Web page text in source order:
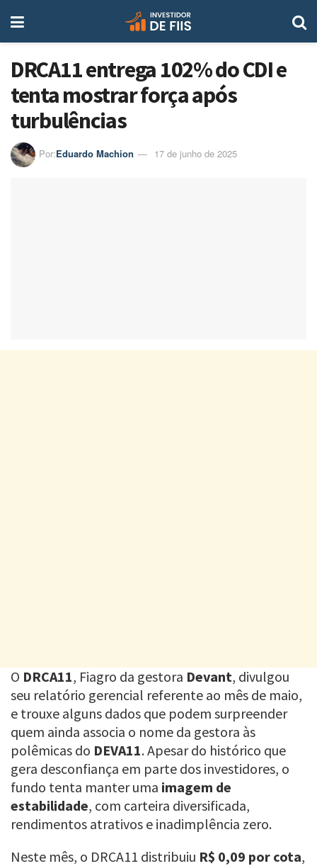
DRCA11 entrega 102% do CDI e
tenta mostrar força após
turbulências
Por:Eduardo Machion 17 de junho de 2025
O DRCA11, Fiagro da gestora Devant, divulgou
seu relatório gerencial referente ao mês de maio,
e trouxe alguns dados que podem surpreender
quem ainda associa o nome da gestora às
polêmicas do DEVA11. Apesar do histórico que
gera desconfiança em parte dos investidores, o
fundo tenta manter uma imagem de
estabilidade, com carteira diversificada,
rendimentos atrativos e inadimplência zero.
Neste mês, o DRCA11 distribuiu R$ 0,09 por cota,